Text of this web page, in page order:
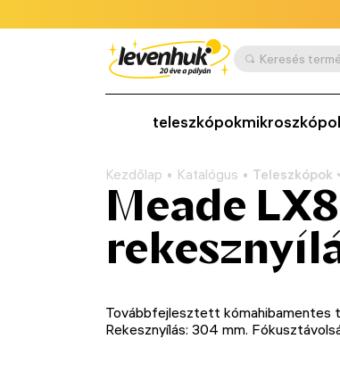
teleszkópok
Kezdőlap Katalógus Teleszkópok
Meade
Továbbfejlesztett kómahibamentes
Rekesznyílás: 304 mm.